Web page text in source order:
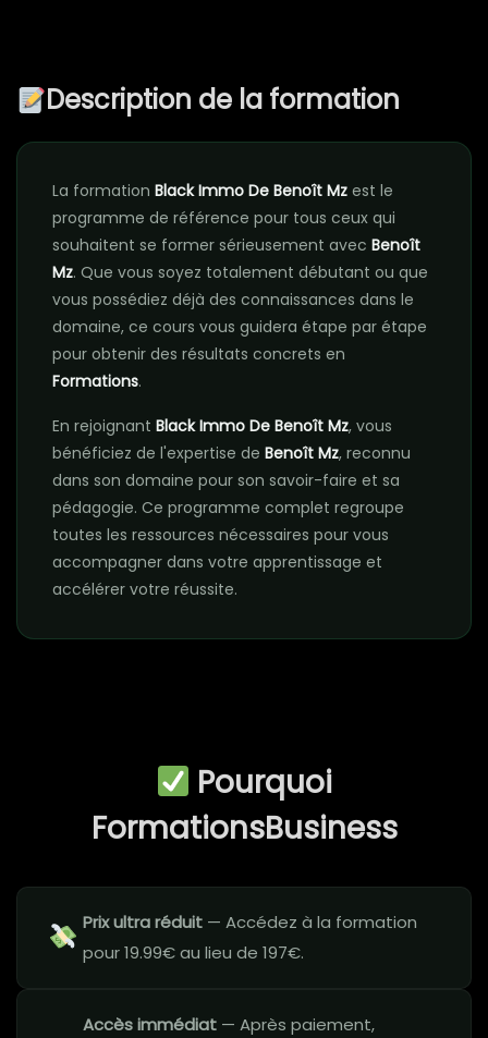
Description de la formation
La formation Black Immo De Benoît Mz est le
programme de référence pour tous ceux qui
souhaitent se former sérieusement avec Benoît
Mz. Que vous soyez totalement débutant ou que
vous possédiez déjà des connaissances dans le
domaine, ce cours vous guidera étape par étape
pour obtenir des résultats concrets en
Formations.
En rejoignant Black Immo De Benoît Mz, vous
bénéficiez de l'expertise de Benoît Mz, reconnu
dans son domaine pour son savoir-faire et sa
pédagogie. Ce programme complet regroupe
toutes les ressources nécessaires pour vous
accompagner dans votre apprentissage et
accélérer votre réussite.
Pourquoi
FormationsBusiness
Prix ultra réduit — Accédez à la formation
pour 19.99€ au lieu de 197€.
Accès immédiat — Après paiement,